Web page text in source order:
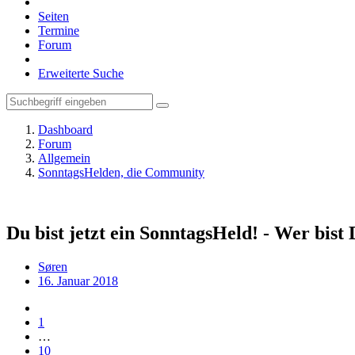
Seiten
Termine
Forum
Erweiterte Suche
Dashboard
Forum
Allgemein
SonntagsHelden, die Community
Du bist jetzt ein SonntagsHeld! - Wer bist
Søren
16. Januar 2018
1
…
10